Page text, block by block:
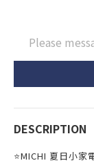
Please
DESCRIPTION
⭐️MICHI 夏日小家